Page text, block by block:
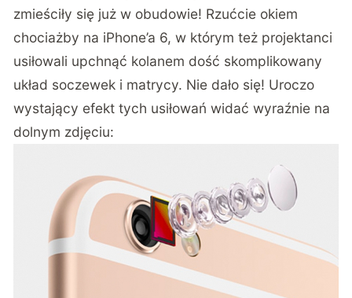
zmieściły się już w obudowie! Rzućcie okiem
chociażby na iPhone’a 6, w którym też projektanci
usiłowali upchnąć kolanem dość skomplikowany
układ soczewek i matrycy. Nie dało się! Uroczo
wystający efekt tych usiłowań widać wyraźnie na
dolnym zdjęciu: